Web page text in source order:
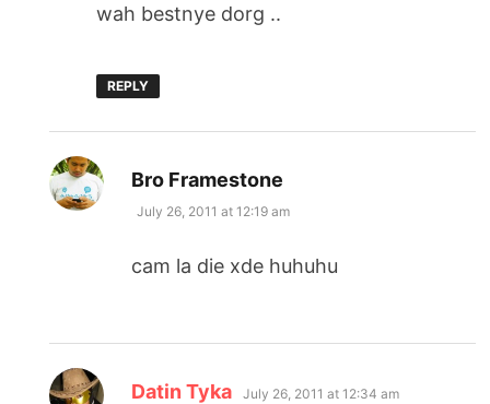
wah bestnye dorg ..
REPLY
Bro Framestone
July 26, 2011 at 12:19 am
cam la die xde huhuhu
Datin Tyka says:
July 26, 2011 at 12:34 am